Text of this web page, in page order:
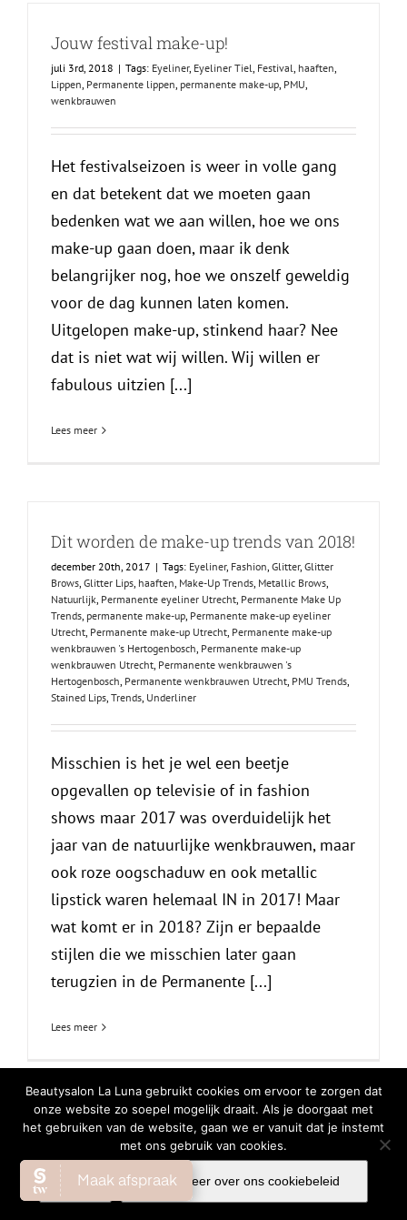
Jouw festival make-up!
juli 3rd, 2018 | Tags: Eyeliner, Eyeliner Tiel Festival haaften
Lippen Permanente lippen permanente make-up PMU
wenkbrauwen
Het festivalseizoen is weer in volle gang
en dat betekent dat we moeten gaan
bedenken wat we aan willen, hoe we ons
make-up gaan doen, maar ik denk
belangrijker nog, hoe we onszelf geweldig
voor de dag kunnen laten komen.
Uitgelopen make-up, stinkend haar? Nee
dat is niet wat wij willen. Wij willen er
fabulous uitzien [...]
Lees meer
Dit worden de make-up trends van 2018!
december 20th, 2017 | Tags: Eyeliner, Fashion Glitter, Glitter
Brows Glitter Lips haaften Make-Up Trends Metallic Brows
Natuurlijk Permanente eyeliner Utrecht Permanente Make Up
Trends permanente make-up Permanente make-up eyeliner
Utrecht Permanente make-up Utrecht Permanente make-up
wenkbrauwen 's Hertogenbosch Permanente make-up
wenkbrauwen Utrecht Permanente wenkbrauwen 's
Hertogenbosch Permanente wenkbrauwen Utrecht PMU Trends
Stained Lips Trends Underliner
Misschien is het je wel een beetje
opgevallen op televisie of in fashion
shows maar 2017 was overduidelijk het
jaar van de natuurlijke wenkbrauwen, maar
ook roze oogschaduw en ook metallic
lipstick waren helemaal IN in 2017! Maar
wat komt er in 2018? Zijn er bepaalde
stijlen die we misschien later gaan
terugzien in de Permanente [...]
Lees meer
© Copyright2026 | All Rights Reserved | Privacy Verklaring |Cookiebeleid
Facebook
Instagram
Beautysalon La Luna gebruikt cookies om ervoor te zorgen dat
onze website zo soepel mogelijk draait. Als je doorgaat met
het gebruiken van de website, gaan we er vanuit dat je instemt
met ons gebruik van cookies.
Ok Lees meer over ons cookiebeleid